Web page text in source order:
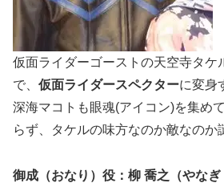
仮面ライダーゴーストの天空寺タケ
で、 仮面ライダースペクターに変身
深海マコトも眼魂(アイコン)を集め
らず、タケルの味方なのか敵なのか
御成（おなり）役：柳 喬之（やなぎ